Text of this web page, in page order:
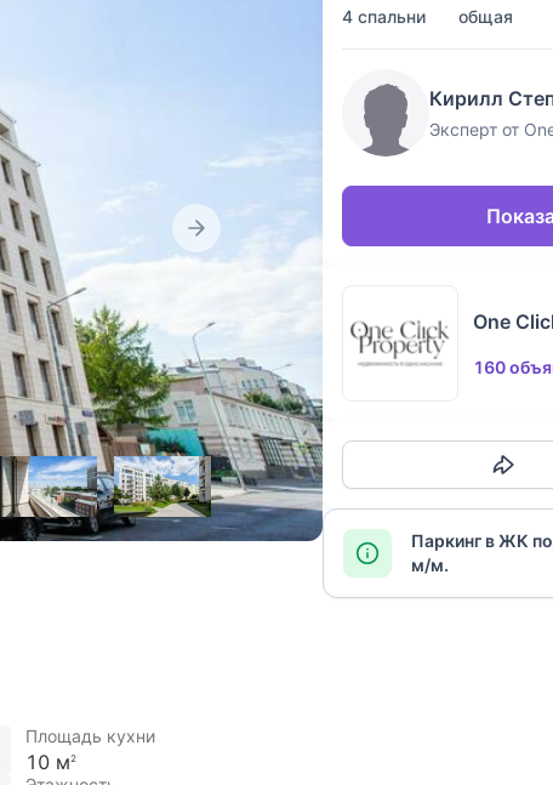
Площадь кухни
10 м2
4 спальни
общая
Кирилл
Эксперт от
One
160
Паркинг в ЖК
м/м.